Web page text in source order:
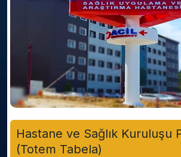
Hastane ve Sağlık Kuruluşu
(Totem Tabela)